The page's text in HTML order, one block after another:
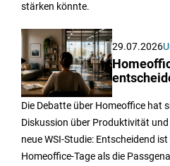
stärken könnte.
29.07.2026
Die Debatte über Homeoffice hat
Diskussion über Produktivität
neue WSI-Studie: Entscheidend
Homeoffice-Tage als die